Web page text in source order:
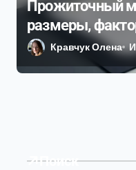
Прожиточный
размеры,
него, иКравчук Олена
Поиск